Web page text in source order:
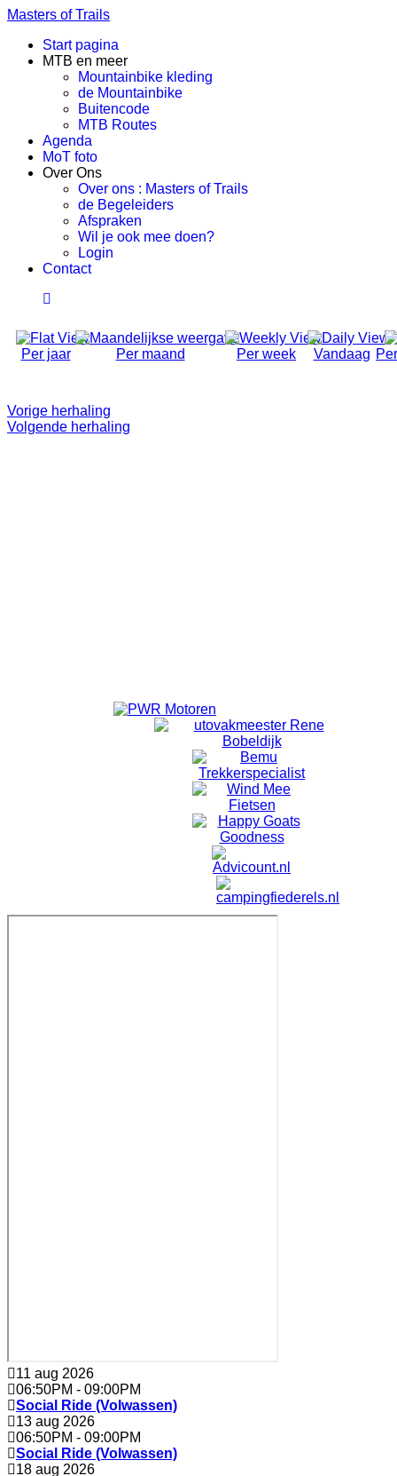
Masters of Trails
Start pagina
MTB en meer
Mountainbike kleding
de Mountainbike
Buitencode
MTB Routes
Agenda
MoT foto
Over Ons
Over ons : Masters of Trails
de Begeleiders
Afspraken
Wil je ook mee doen?
Login
Contact
Per jaar Per maand Per week Vandaag
Vorige herhaling
Volgende herhaling
11 aug 2026
06:50PM - 09:00PM
Social Ride (Volwassen)
13 aug 2026
06:50PM - 09:00PM
Social Ride (Volwassen)
18 aug 2026